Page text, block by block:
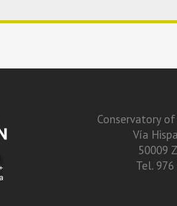
Conservatory
Vía
50009
Tel.